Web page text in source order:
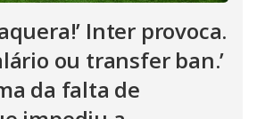
Inter provoca.
ou transfer ban.’
da falta de